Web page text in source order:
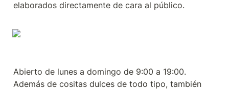
elaborados directamente de cara al público.
Abierto de lunes a domingo de 9:00 a 19:00.
Además de cositas dulces de todo tipo, también